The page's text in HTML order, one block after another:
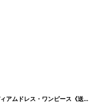
レス・ワンピース《送料＆代引き手数料無料》